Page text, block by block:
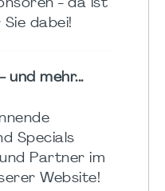
- da ist
dabei!
und mehr...
Specials
Partner im
Website!